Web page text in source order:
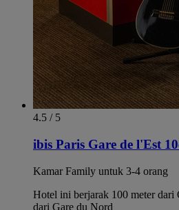
4.5 / 5
ibis Paris Gare de l'Est
Kamar Family untuk 3-4 orang
Hotel ini berjarak 100 meter dari
dari Gare du Nord